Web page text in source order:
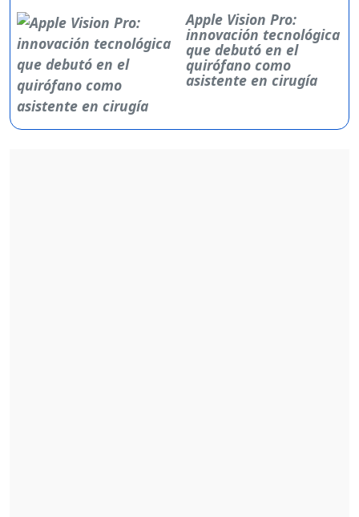
Apple Vision Pro:
innovación tecnológica
que debutó en el
quirófano como
asistente en cirugía